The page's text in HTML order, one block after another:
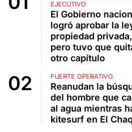
EJECUTIVO
El Gobierno
logró aprobar la
propiedad privada,
pero tuvo que
otro capítulo
FUERTE OPERATIVO
Reanudan la
del hombre que
al agua mientras
kitesurf en El